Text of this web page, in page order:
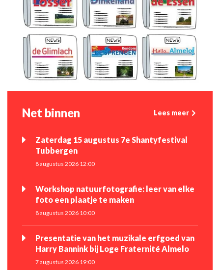
Net binnen Lees meer
Zaterdag 15 augustus 7e Shantyfestival
Tubbergen
8 augustus 2026 12:00
Workshop natuurfotografie: leer van elke
foto een plaatje te maken
8 augustus 2026 10:00
Presentatie van het muzikale erfgoed van
Harry Bannink bij Loge Fraternité Almelo
7 augustus 2026 19:00